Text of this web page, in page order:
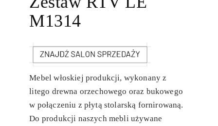
M1314
Mebel włoskiej produkcji, wykonany z
litego drewna orzechowego oraz bukowego
w połączeniu z płytą stolarską fornirowaną.
Do produkcji naszych mebli używane